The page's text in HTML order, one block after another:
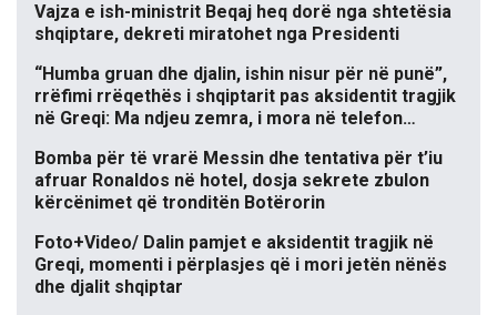
Vajza e ish-ministrit Beqaj heq dorë nga shtetësia
shqiptare, dekreti miratohet nga Presidenti
“Humba gruan dhe djalin, ishin nisur për në punë”,
rrëfimi rrëqethës i shqiptarit pas aksidentit tragjik
në Greqi: Ma ndjeu zemra, i mora në telefon…
Bomba për të vrarë Messin dhe tentativa për t’iu
afruar Ronaldos në hotel, dosja sekrete zbulon
kërcënimet që tronditën Botërorin
Foto+Video/ Dalin pamjet e aksidentit tragjik në
Greqi, momenti i përplasjes që i mori jetën nënës
dhe djalit shqiptar